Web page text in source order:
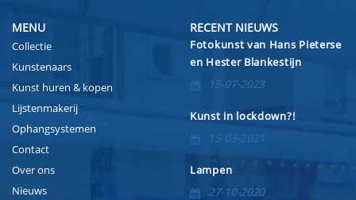
MENU
Collectie
Kunstenaars
Kunst huren & kopen
Lijstenmakerij
Ophangsystemen
Contact
Over ons
Nieuws
RECENT NIEUWS
Fotokunst van Hans Pieterse
en Hester Blankestijn
15-07-2023
Kunst in lockdown?!
15-03-2021
Lampen
27-10-2020